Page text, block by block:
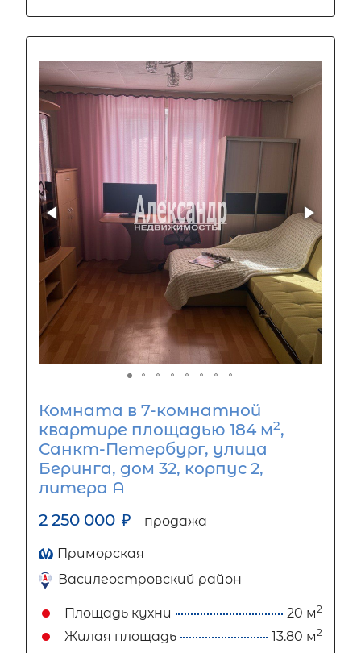
Комната в 7-комнатной
квартире площадью 184 м2,
Санкт-Петербург, улица
Беринга, дом 32, корпус 2,
литера А
2 250 000 ₽ продажа
Приморская
Василеостровский район
Площадь кухни 20 м2
Жилая площадь 13.80 м2